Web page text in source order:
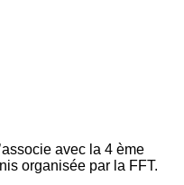
avec la 4 ème
organisée par la FFT.